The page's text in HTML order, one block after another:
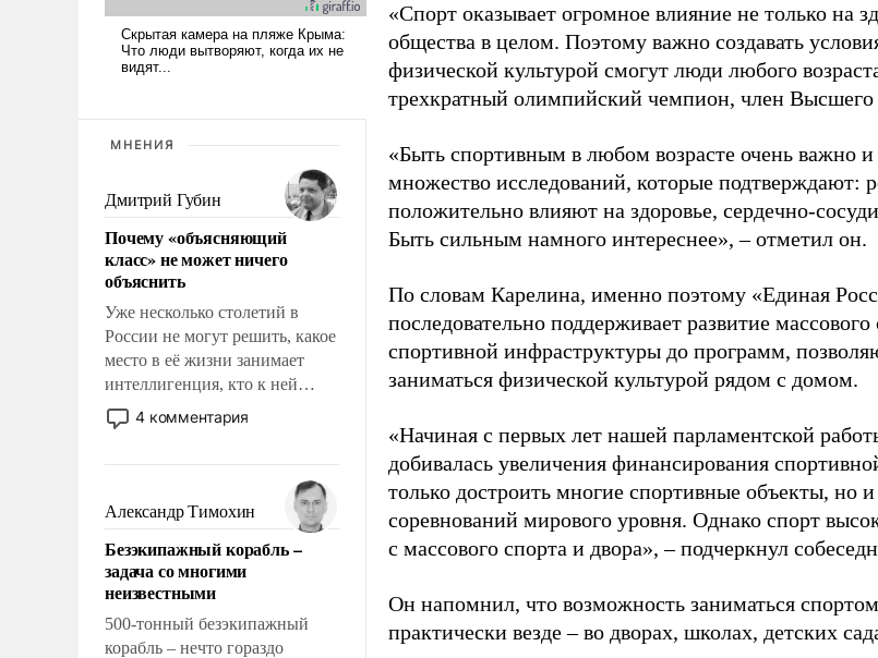
МНЕНИЯ
Дмитрий Губин
Почему «объясняющий
класс» не может ничего
объяснить
Уже несколько столетий в
России не могут решить, какое
место в её жизни занимает
интеллигенция, кто к ней
принадлежит, а кого из неё
исключили с правом
чем она отличается от просто
образованных людей. Иногда
казалось, что эти вопросы
решены раз и навсегда, но –
нет, не решены.
4 комментария
Александр Тимохин
Безэкипажный корабль –
задача со многими
неизвестными
500-тонный безэкипажный
корабль – нечто гораздо
«Спорт оказывает огромное влияние не только на
общества в целом. Поэтому важно создавать
физической культурой смогут люди любого
трехкратный олимпийский чемпион, член Высшего
«Быть спортивным в любом возрасте очень важно
множество исследований, которые подтверждают:
положительно влияют на здоровье, сердечно-
Быть сильным намного интереснее», – отметил он.
По словам Карелина, именно поэтому «Единая
последовательно поддерживает развитие массового
спортивной инфраструктуры до программ,
заниматься физической культурой рядом с домом.
«Начиная с первых лет нашей парламентской
добивалась увеличения финансирования
только достроить многие спортивные объекты, но
соревнований мирового уровня. Однако спорт
с массового спорта и двора», – подчеркнул
Он напомнил, что возможность заниматься
практически везде – во дворах, школах, детских